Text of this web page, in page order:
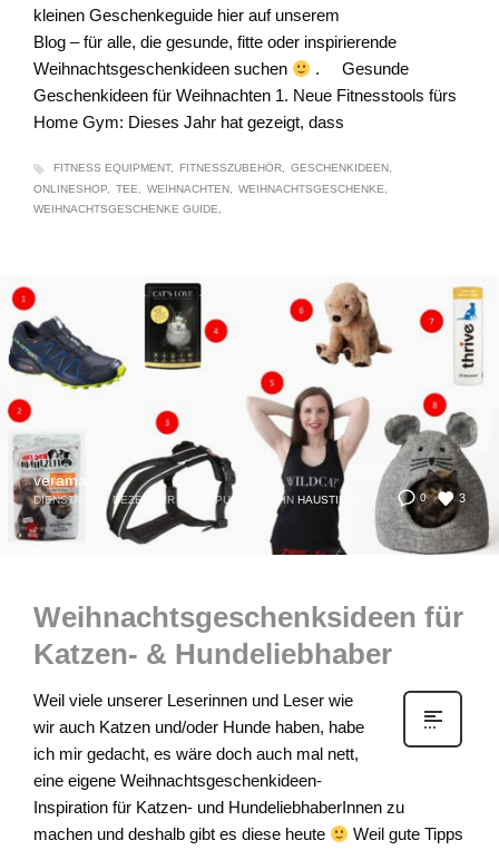
kleinen Geschenkeguide hier auf unserem
Blog – für alle, die gesunde, fitte oder inspirierende
Weihnachtsgeschenkideen suchen
. Gesunde
Geschenkideen für Weihnachten 1. Neue Fitnesstools fürs
Home Gym: Dieses Jahr hat gezeigt, dass
FITNESS EQUIPMENT FITNESSZUBEHÖR
GESCHENKIDEEN
ONLINESHOP
TEE WEIHNACHTEN
WEIHNACHTSGESCHENKE
WEIHNACHTSGESCHENKE GUIDE
0 3
veramair
DIENSTAG, 11 DEZEMBER 2018 PUBLISHED IN HAUSTIERE
Weihnachtsgeschenksideen für
Katzen- & Hundeliebhaber
Weil viele unserer Leserinnen und Leser wie
wir auch Katzen und/oder Hunde haben, habe
ich mir gedacht, es wäre doch auch mal nett,
eine eigene Weihnachtsgeschenkideen-
Inspiration für Katzen- und HundeliebhaberInnen zu
machen und deshalb gibt es diese heute
Weil gute Tipps